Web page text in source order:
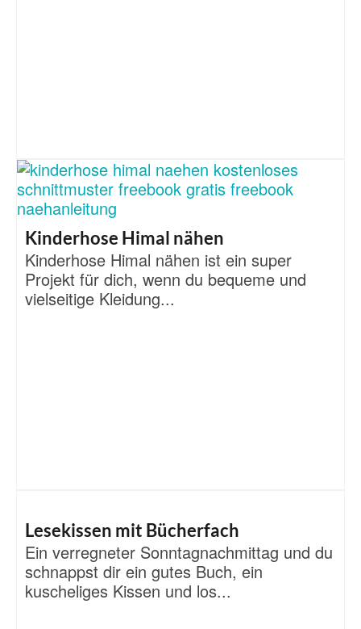
Kinderhose Himal nähen
Kinderhose Himal nähen ist ein super
Projekt für dich, wenn du bequeme und
vielseitige Kleidung...
Lesekissen mit Bücherfach
Ein verregneter Sonntagnachmittag und du
schnappst dir ein gutes Buch, ein
kuscheliges Kissen und los...